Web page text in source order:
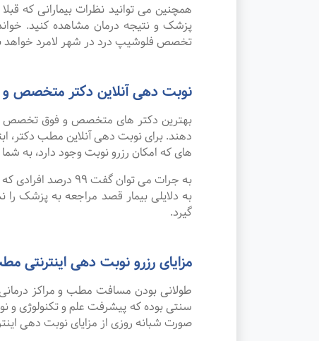
همچنین می توانید نظرات بیمارانی که
پزشک و نتیجه درمان مشاهده کنید.
تخصص فلوشیپ درد در شهر لامرد خواهد
نوبت دهی آنلاین دکتر متخصص
بهترین دکتر های متخصص و فوق تخصص
دهند. برای نوبت دهی آنلاین مطب دکتر،
های که امکان رزرو نوبت وجود دارد، به
به جرات می‌ توان
به دلایلی بیمار قصد مراجعه به پزشک را
گیرد.
مزایای رزرو نوبت دهی
طولانی بودن مسافت مطب و مراکز
صورت شبانه روزی از مزایای نوبت دهی